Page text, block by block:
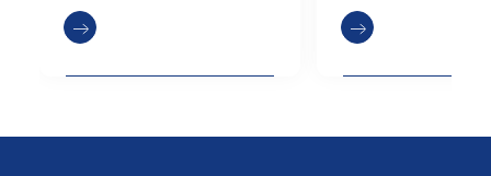
valutazione dello
silicone. Scopri di